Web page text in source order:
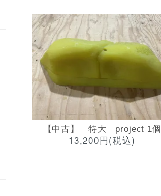
【中古】 特大 project 1個
13,200円(税込)